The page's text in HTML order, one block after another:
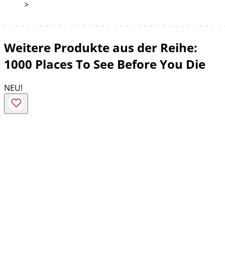
>
Weitere Produkte aus der Reihe:
1000 Places To See Before You Die
NEU!